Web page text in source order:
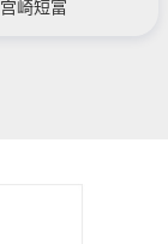
宫崎短富